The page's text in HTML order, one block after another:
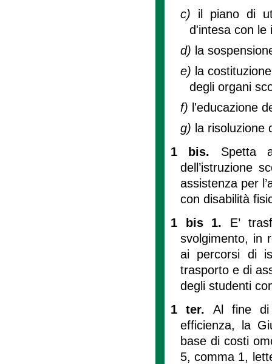
c) il piano di
d'intesa con le
d) la
e) la
degli organi
f) l'educazione
g) la risoluzione
1 bis. Spetta
dell’istruzione
assistenza per
con disabilità
1 bis 1. E’
svolgimento, in
ai percorsi di
trasporto e di
degli studenti
1 ter.Al fine di
efficienza, la
base di costi
5, comma 1,